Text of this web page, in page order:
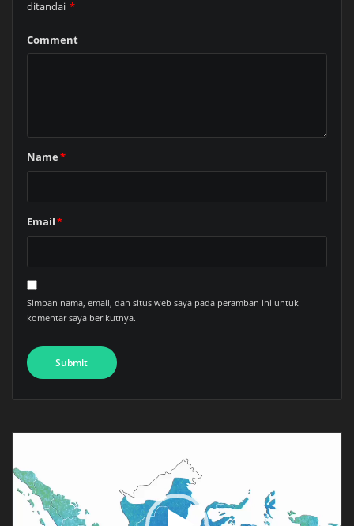
ditandai *
Comment
Name*
Email*
Simpan nama, email, dan situs web saya pada peramban ini untuk
komentar saya berikutnya.